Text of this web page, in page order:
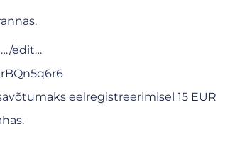
edit…
eelregistreerimisel 15 EUR